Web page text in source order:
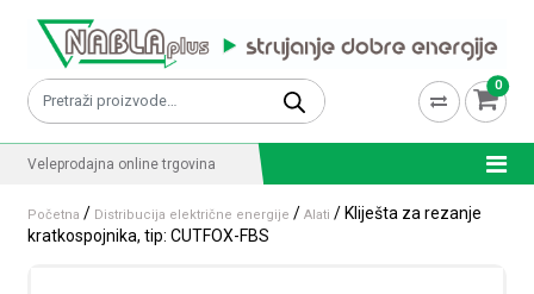
Pretraži: 0
Veleprodajna online trgovina
Početna / Distribucija električne energije /Alati / Kliješta za rezanje
kratkospojnika, tip: CUTFOX-FBS